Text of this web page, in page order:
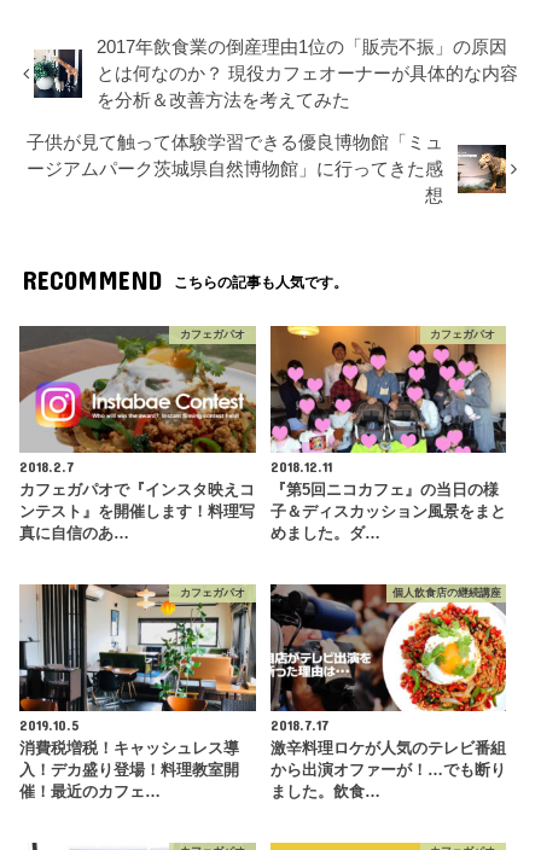
2017年飲食業の倒産理由1位の「販売不振」の原因
とは何なのか？ 現役カフェオーナーが具体的な内容
を分析＆改善方法を考えてみた
子供が見て触って体験学習できる優良博物館「ミュ
ージアムパーク茨城県自然博物館」に行ってきた感
想
RECOMMEND こちらの記事も人気です。
カフェガパオ
2018.2.7
カフェガパオで『インスタ映えコ
ンテスト』を開催します！料理写
真に自信のあ…
カフェガパオ
2018.12.11
『第5回ニコカフェ』の当日の様
子＆ディスカッション風景をまと
めました。ダ…
カフェガパオ
2019.10.5
消費税増税！キャッシュレス導
入！デカ盛り登場！料理教室開
催！最近のカフェ…
個人飲食店の継続講座
2018.7.17
激辛料理ロケが人気のテレビ番組
から出演オファーが！…でも断り
ました。飲食…